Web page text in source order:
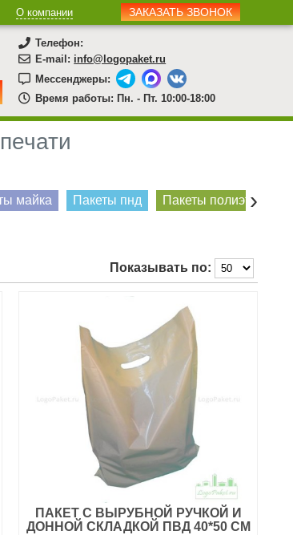
О компании ЗАКАЗАТЬ ЗВОНОК
Телефон:
E-mail: info@logopaket.ru
Мессенджеры:
Время работы: Пн. - Пт. 10:00-18:00
майка Пакеты пнд Пакеты ›
Показывать по:
ПАКЕТ С ВЫРУБНОЙ РУЧКОЙ И
ДОННОЙ СКЛАДКОЙ ПВД 40*50 СМ